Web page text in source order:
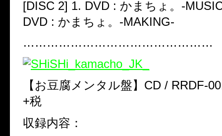
[DISC 2] 1. DVD : かまちょ。 -
DVD : かまちょ。 -MAKING-
…………………………………………
【お豆腐メンタル盤】CD / RRDF-
+税
収録内容：